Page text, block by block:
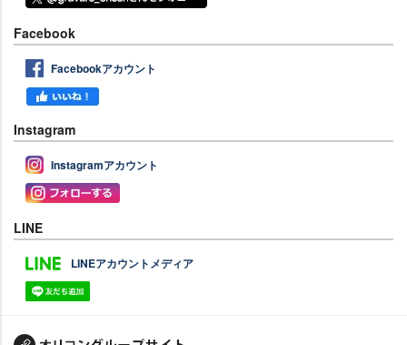
Facebook
Facebookアカウント
Instagram
Instagramアカウント
LINE
LINEアカウントメディア